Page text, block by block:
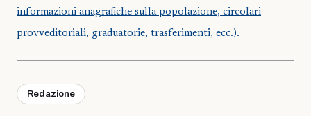
informazioni anagrafiche sulla popolazione, circolari
provveditoriali, graduatorie, trasferimenti, ecc.).
Redazione